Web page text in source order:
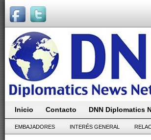
Inicio Contacto DNN Diplomatics
EMBAJADORES INTERÉS GENERAL